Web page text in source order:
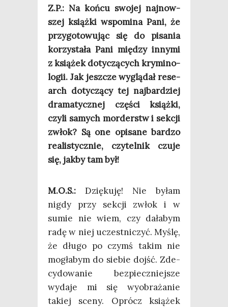
Z.P.: Na koń­cu swo­jej naj­now­
szej książ­ki wspo­mi­na Pani, że
przy­go­to­wu­jąc się do pisa­nia
korzy­sta­ła Pani mię­dzy inny­mi
z ksią­żek doty­czą­cych kry­mi­no­
lo­gii. Jak jesz­cze wyglą­dał rese­
arch doty­czą­cy tej naj­bar­dziej
dra­ma­tycz­nej czę­ści książ­ki,
czy­li samych mor­derstw i sek­cji
zwłok? Są one opi­sa­ne bar­dzo
reali­stycz­nie, czy­tel­nik czu­je
się, jak­by tam był!
M.O.S.: Dzię­ku­ję! Nie byłam
nigdy przy sek­cji zwłok i w
sumie nie wiem, czy dała­bym
radę w niej uczest­ni­czyć. Myślę,
że dłu­go po czymś takim nie
mogła­bym do sie­bie dojść. Zde­
cy­do­wa­nie bez­piecz­niej­sze
wyda­je mi się wyobra­ża­nie
takiej sce­ny. Oprócz ksią­żek